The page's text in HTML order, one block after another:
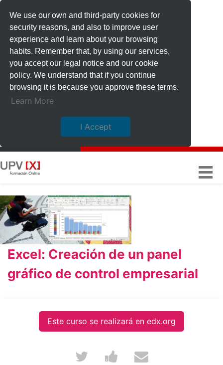
We use our own and third-party cookies for
security reasons, and also to improve user
experience and learn about your browsing
habits. Remember that, by using our services,
you accept our legal notice and our cookie
policy. We understand that if you continue
browsing it is because you approve these terms.
Learn More
I Accept
Excel: Creación de un panel
gráfico de control empresarial
Este curso se realizará en edx.org
Tweet PostEmail